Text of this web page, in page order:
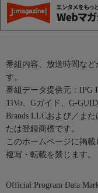
番組内容、放送時間な
す。
番組データ提供元：IPG
TiVo、Gガイド、G-
Brands LLCおよび／ま
たは登録商標です。
このホームページに掲
複写・転載を禁じます。
Official Program Data